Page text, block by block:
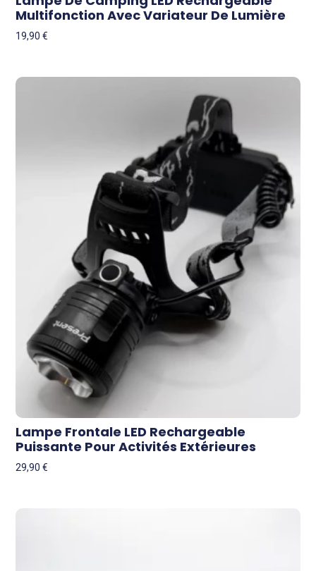
Multifonction Avec Variateur De Lumière
19,90€
Lampe Frontale LED Rechargeable
Puissante Pour Activités Extérieures
29,90€